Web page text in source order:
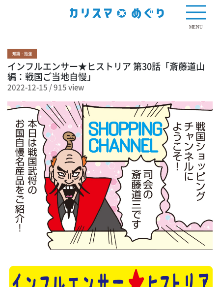
MENU
知識・勉強
インフルエンサー★ヒストリア 第30話「斎藤道山
編：戦国ご当地自慢」
2022-12-15 /915 view